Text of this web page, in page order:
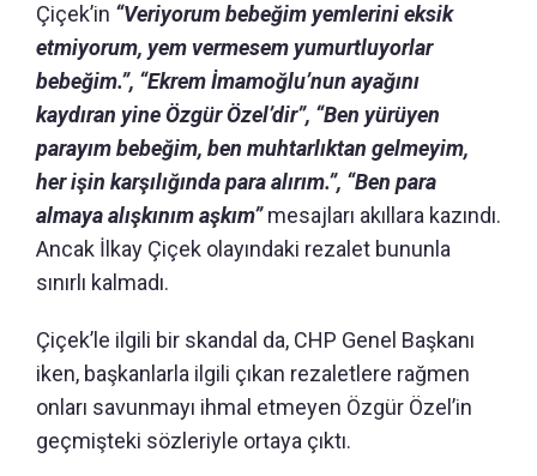
Çiçek’in “Veriyorum bebeğim yemlerini eksik
etmiyorum, yem vermesem yumurtluyorlar
bebeğim.”, “Ekrem İmamoğlu’nun ayağını
kaydıran yine Özgür Özel’dir”, “Ben yürüyen
parayım bebeğim, ben muhtarlıktan gelmeyim,
her işin karşılığında para alırım.”, “Ben para
almaya alışkınım aşkım”mesajları akıllara kazındı.
Ancak İlkay Çiçek olayındaki rezalet bununla
sınırlı kalmadı.
Çiçek’le ilgili bir skandal da, CHP Genel Başkanı
iken, başkanlarla ilgili çıkan rezaletlere rağmen
onları savunmayı ihmal etmeyen Özgür Özel’in
geçmişteki sözleriyle ortaya çıktı.